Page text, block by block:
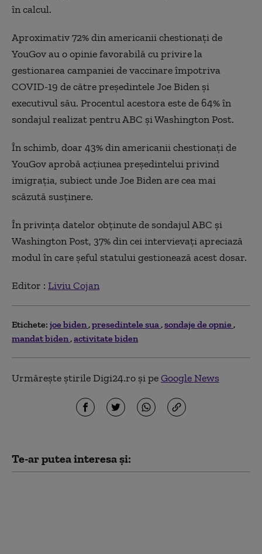
în calcul.
Aproximativ 72% din americanii chestionaţi de
YouGov au o opinie favorabilă cu privire la
gestionarea campaniei de vaccinare împotriva
COVID-19 de către preşedintele Joe Biden şi
executivul său. Procentul acestora este de 64% în
sondajul realizat pentru ABC şi Washington Post.
În schimb, doar 43% din americanii chestionaţi de
YouGov aprobă acţiunea preşedintelui privind
imigraţia, subiect unde Joe Biden are cea mai
scăzută susţinere.
În privinţa datelor obţinute de sondajul ABC şi
Washington Post, 37% din cei intervievaţi apreciază
modul în care şeful statului gestionează acest dosar.
Editor : Liviu Cojan
Etichete: joe biden presedintele sua sondaje de opnie
mandat biden activitate biden
Urmărește știrile Digi24.ro și peGoogle News
Te-ar putea interesa și: